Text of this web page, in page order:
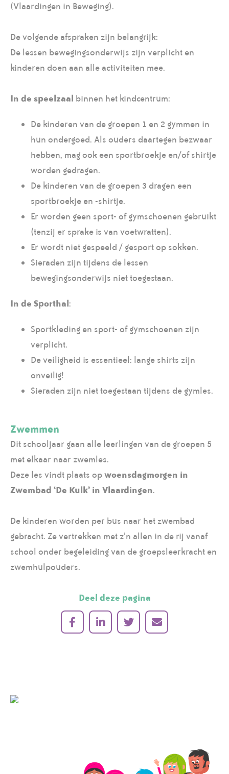
(Vlaardingen in Beweging).
De volgende afspraken zijn belangrijk:
De lessen bewegingsonderwijs zijn verplicht en
kinderen doen aan alle activiteiten mee.
In de speelzaal binnen het kindcentrum:
De kinderen van de groepen 1 en 2 gymmen in
hun ondergoed. Als ouders daartegen bezwaar
hebben, mag ook een sportbroekje en/of shirtje
worden gedragen.
De kinderen van de groepen 3 dragen een
sportbroekje en -shirtje.
Er worden geen sport- of gymschoenen gebruikt
(tenzij er sprake is van voetwratten).
Er wordt niet gespeeld / gesport op sokken.
Sieraden zijn tijdens de lessen
bewegingsonderwijs niet toegestaan.
In de Sporthal:
Sportkleding en sport- of gymschoenen zijn
verplicht.
De veiligheid is essentieel: lange shirts zijn
onveilig!
Sieraden zijn niet toegestaan tijdens de gymles.
Zwemmen
Dit schooljaar gaan alle leerlingen van de groepen 5
met elkaar naar zwemles.
Deze les vindt plaats opwoensdagmorgen in
Zwembad ‘De Kulk’ in Vlaardingen.
De kinderen worden per bus naar het zwembad
gebracht. Ze vertrekken met z’n allen in de rij vanaf
school onder begeleiding van de groepsleerkracht en
zwemhulpouders.
Deel deze pagina